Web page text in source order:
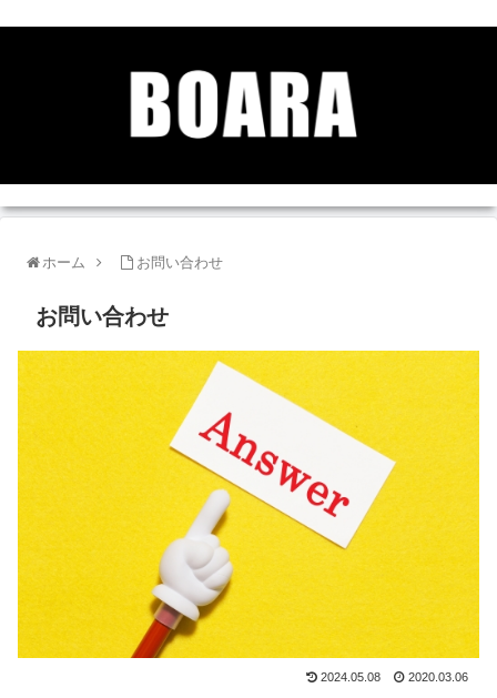
ホーム お問い合わせ
お問い合わせ
2024.05.08 2020.03.06